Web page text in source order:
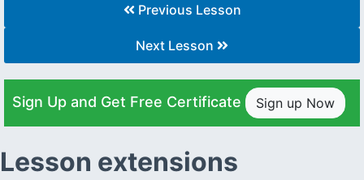
Previous Lesson
Next Lesson
Sign Up and Get Free Certificate Sign up Now
Lesson extensions